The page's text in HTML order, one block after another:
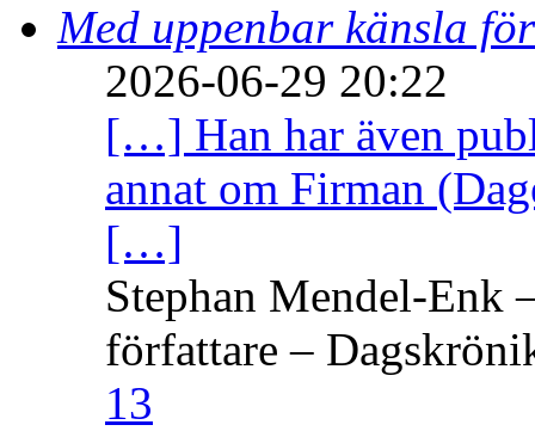
Med uppenbar känsla
2026-06-29 20:22
[…] Han har även
annat om Firman
[…]
Stephan Mendel-Enk
författare –
13